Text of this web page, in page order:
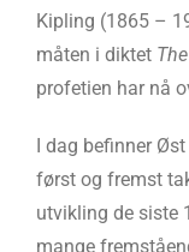
Kipling (1865 –
måten i diktet
profetien har nå
I dag befinner
først og fremst
utvikling de siste
mange